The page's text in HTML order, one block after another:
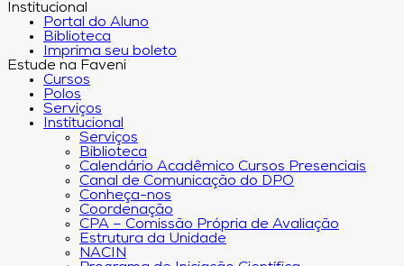
Institucional
Portal do Aluno
Biblioteca
Imprima seu boleto
Estude na Faveni
Cursos
Polos
Serviços
Institucional
Serviços
Biblioteca
Calendário Acadêmico Cursos Presenciais
Canal de Comunicação do DPO
Conheça-nos
Coordenação
CPA – Comissão Própria de Avaliação
Estrutura da Unidade
NACIN